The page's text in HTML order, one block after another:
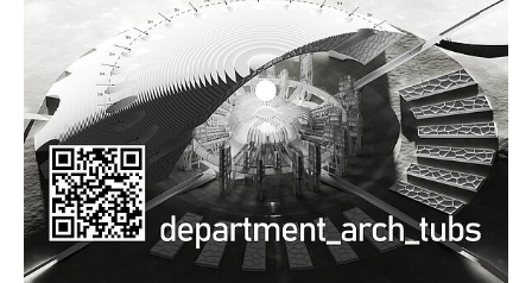
Alumni | cloud club
Dokumente und Downloads